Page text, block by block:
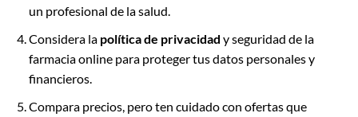
un profesional de la salud.
Considera la política de privacidad y seguridad de la
farmacia online para proteger tus datos personales y
financieros.
Compara precios, pero ten cuidado con ofertas que